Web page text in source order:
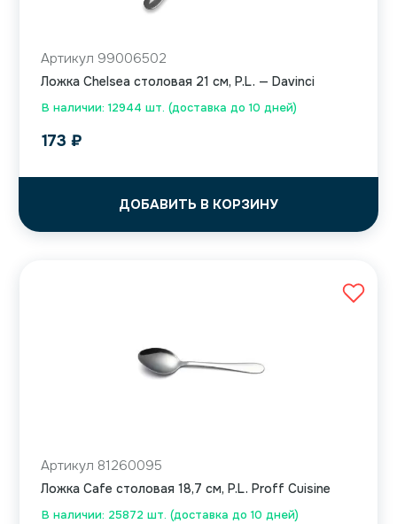
В наличии: 12944 шт. (доставка до 10 дней)
Артикул 99006502
Ложка Chelsea столовая 21 см, P.L. — Davinci
173 ₽
ДОБАВИТЬ В КОРЗИНУ
В наличии: 25872 шт. (доставка до 10 дней)
Артикул 81260095
Ложка Cafe столовая 18,7 см, P.L. Proff Cuisine